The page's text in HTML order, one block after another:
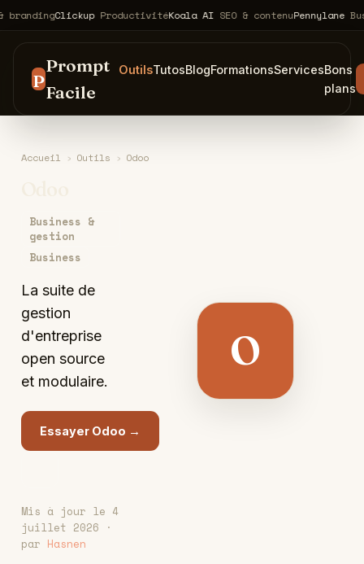
ClickupProductivitéKoala AISEO & contenuPennylane
P
Prompt
Facile
OutilsTutosBlogFormationsServicesBons
plans
Accueil › Outils › Odoo
Business &
gestion
Business
La suite de
gestion
d'entreprise
open source
et modulaire.
Essayer Odoo →
Mis à jour le 4
juillet 2026 ·
par Hasnen
O